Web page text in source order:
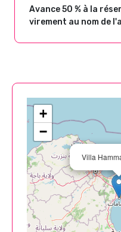
Avance 50 % à la
virement au nom de
Villa
+
−